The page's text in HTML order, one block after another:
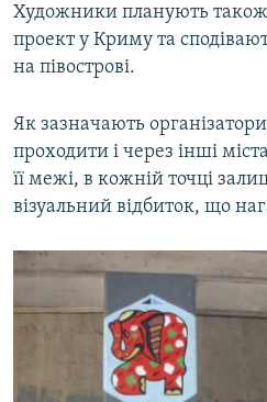
Художники планують
проект у Криму та
на півострові.
Як зазначають
проходити і через інші
її межі, в кожній точці
візуальний відбиток, що